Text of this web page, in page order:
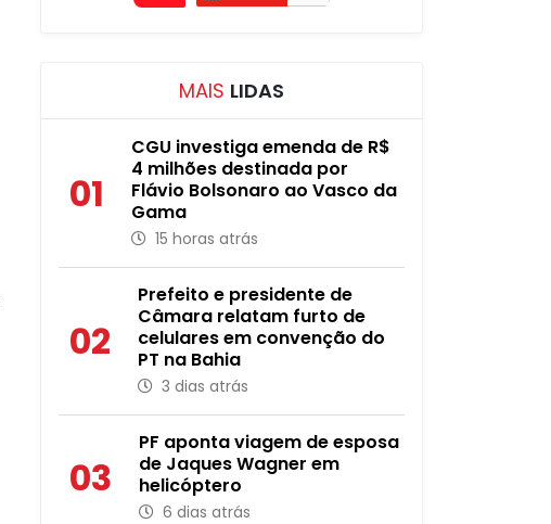
MAIS LIDAS
01
CGU investiga emenda de R$
4 milhões destinada por
Flávio Bolsonaro ao Vasco da
Gama
15 horas atrás
02
Prefeito e presidente de
Câmara relatam furto de
celulares em convenção do
PT na Bahia
3 dias atrás
03
PF aponta viagem de esposa
de Jaques Wagner em
helicóptero
6 dias atrás